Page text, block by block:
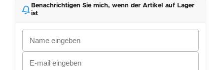
Benachrichtigen Sie mich, wenn der Artikel auf Lager
ist